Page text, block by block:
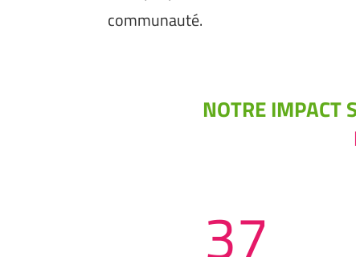
communauté.
NOTRE IMPACT
37